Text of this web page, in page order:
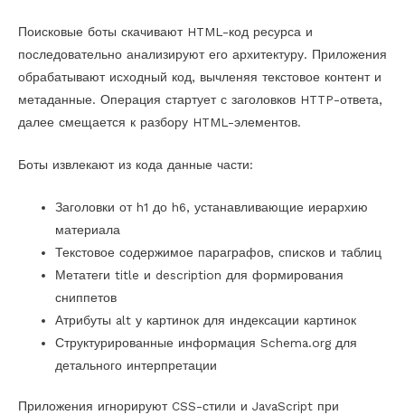
Поисковые боты скачивают HTML-код ресурса и
последовательно анализируют его архитектуру. Приложения
обрабатывают исходный код, вычленяя текстовое контент и
метаданные. Операция стартует с заголовков HTTP-ответа,
далее смещается к разбору HTML-элементов.
Боты извлекают из кода данные части:
Заголовки от h1 до h6, устанавливающие иерархию
материала
Текстовое содержимое параграфов, списков и таблиц
Метатеги title и description для формирования
сниппетов
Атрибуты alt у картинок для индексации картинок
Структурированные информация Schema.org для
детального интерпретации
Приложения игнорируют CSS-стили и JavaScript при